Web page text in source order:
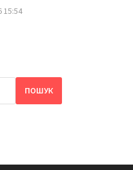
15:54
ПОШУК